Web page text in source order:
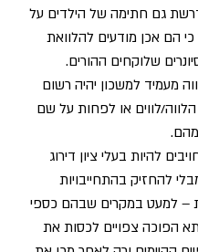
גם חתימה של הילדים על
הם אכן מודעים להלוואת
שלוקחים ההורים.
מעמיד למשכון יהיה רשום
לווים או לפחות על שם
להיות בעלי ציון דירוג
להחזיק בהתחייבויות
– למעט במקרים שבהם כספי
הפוכה צפויים לכסות את